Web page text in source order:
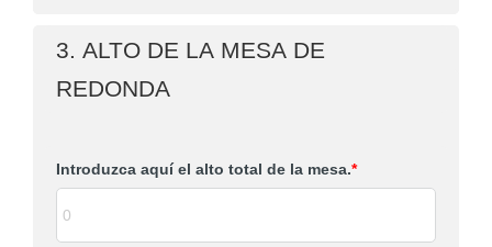
3. ALTO DE LA MESA DE
REDONDA
Introduzca aquí el alto total de la mesa.*